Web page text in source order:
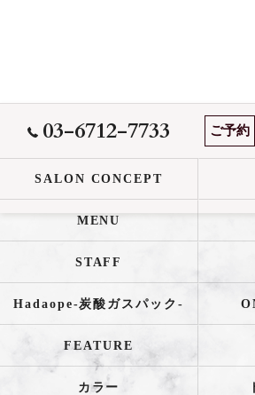
03-6712-7733 ご予約
SALON CONCEPT
MENU
STAFF
Hadaope-炭酸ガスパック-
FEATURE
カラー